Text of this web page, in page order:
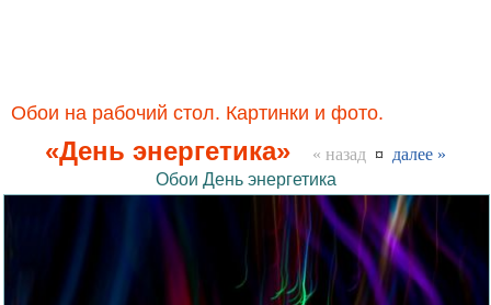
Обои на рабочий стол. Картинки и фото.
«День энергетика» « назад ¤ далее »
Обои День энергетика